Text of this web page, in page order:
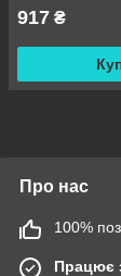
917 ₴
Про нас
100%
Працює